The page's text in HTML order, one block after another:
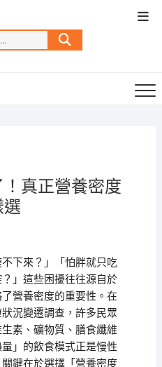
Search
…
真正營養密度
選
不下來？」「怕胖就只吃
」這些困擾往往源自於
營養密度的重要性。在
況變遷調查，許多民眾
素、礦物質、膳食纖維
」的飲食模式正是慢性
鍵在於選擇「營養密度